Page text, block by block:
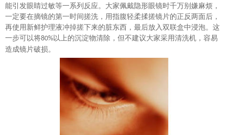
能引发眼睛过敏等一系列反应。大家佩戴隐形眼镜时千万别嫌麻烦，
一定要在摘镜的第一时间搓洗，用指腹轻柔揉搓镜片的正反两面后，
再使用新鲜护理液冲掉搓下来的脏东西，最后放入双联盒中浸泡。这
一步可以将80%以上的沉淀物清除，但不建议大家采用清洗机 ，容易
造成镜片破损。